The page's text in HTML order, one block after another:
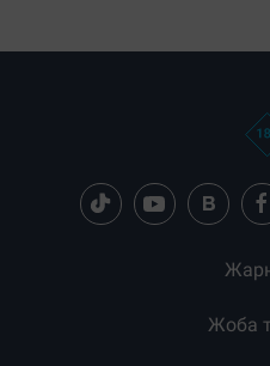
Жоба